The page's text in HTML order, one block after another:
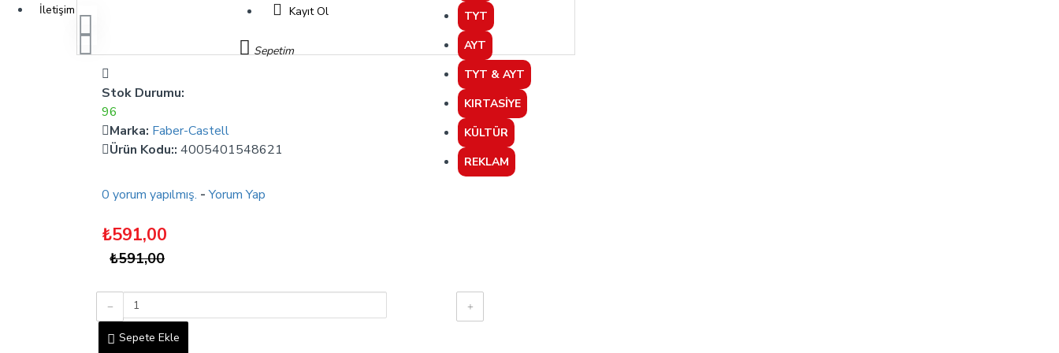
İletişim
Kayıt Ol
Sepetim
TYT
AYT
TYT & AYT
KIRTASIYE
KÜLTÜR
REKLAM
Stok Durumu:
96
Marka: Faber-Castell
Ürün Kodu:: 4005401548621
0 yorum yapılmış. - Yorum Yap
₺591,00
₺591,00
Sepete Ekle